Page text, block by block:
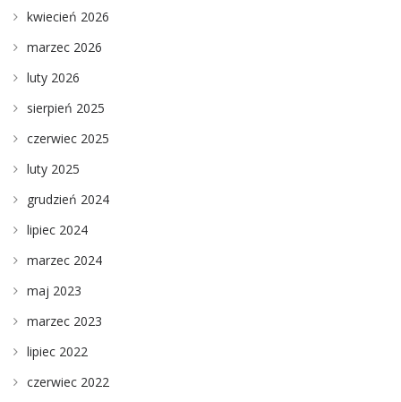
kwiecień 2026
marzec 2026
luty 2026
sierpień 2025
czerwiec 2025
luty 2025
grudzień 2024
lipiec 2024
marzec 2024
maj 2023
marzec 2023
lipiec 2022
czerwiec 2022